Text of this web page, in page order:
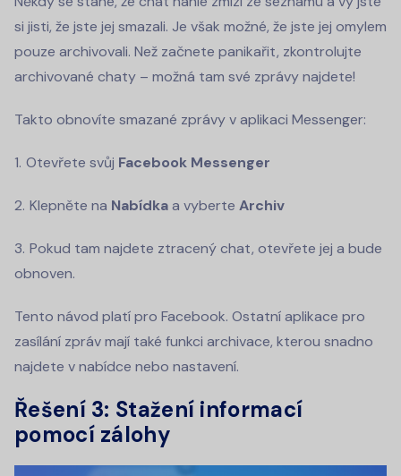
si jisti, že jste jej smazali. Je však možné, že jste jej omylem
pouze archivovali. Než začnete panikařit, zkontrolujte
archivované chaty – možná tam své zprávy najdete!
Takto obnovíte smazané zprávy v aplikaci Messenger:
Otevřete svůj Facebook Messenger
Klepněte na Nabídkaa vyberte Archiv
Pokud tam najdete ztracený chat, otevřete jej a bude
obnoven.
Tento návod platí pro Facebook. Ostatní aplikace pro
zasílání zpráv mají také funkci archivace, kterou snadno
najdete v nabídce nebo nastavení.
Řešení 3: Stažení informací
pomocí zálohy